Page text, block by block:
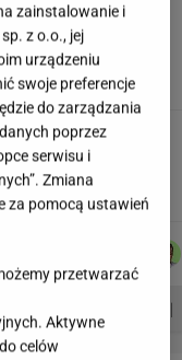
gehenny. "Spłacamy
których mieszkają
osób?
zainstalowanie i
z o.o., jej
urządzeniu
swoje preferencje
do zarządzania
poprzez
serwisu i
Zmiana
za pomocą ustawień
przetwarzać
Aktywne
celów